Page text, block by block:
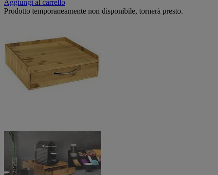
Aggiungi al carrello
Prodotto temporaneamente non disponibile, tornerà presto.